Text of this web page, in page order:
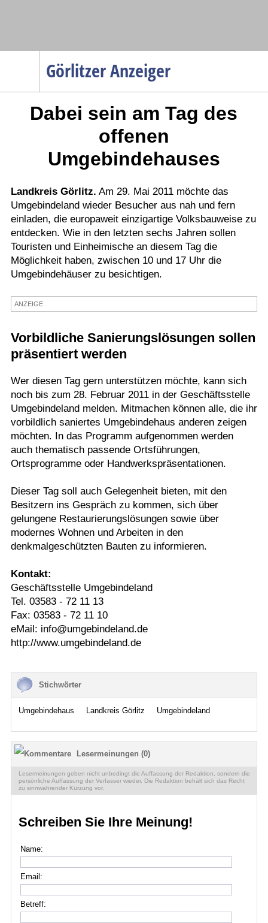
Görlitzer Anzeiger
Menüpunkte
Politik
Wirtschaft
Verkehr
Gesundheit
Kultur
Sport
Kostenlos
Dabei sein am Tag des
offenen
Umgebindehauses
Landkreis Görlitz. Am 29. Mai 2011 möchte das
Umgebindeland wieder Besucher aus nah und fern
einladen, die europaweit einzigartige Volksbauweise zu
entdecken. Wie in den letzten sechs Jahren sollen
Touristen und Einheimische an diesem Tag die
Möglichkeit haben, zwischen 10 und 17 Uhr die
Umgebindehäuser zu besichtigen.
ANZEIGE
Vorbildliche Sanierungslösungen sollen
präsentiert werden
Wer diesen Tag gern unterstützen möchte, kann sich
noch bis zum 28. Februar 2011 in der Geschäftsstelle
Umgebindeland melden. Mitmachen können alle, die ihr
vorbildlich saniertes Umgebindehaus anderen zeigen
möchten. In das Programm aufgenommen werden
auch thematisch passende Ortsführungen,
Ortsprogramme oder Handwerkspräsentationen.
Dieser Tag soll auch Gelegenheit bieten, mit den
Besitzern ins Gespräch zu kommen, sich über
gelungene Restaurierungslösungen sowie über
modernes Wohnen und Arbeiten in den
denkmalgeschützten Bauten zu informieren.
Kontakt:
Geschäftsstelle Umgebindeland
Tel. 03583 - 72 11 13
Fax: 03583 - 72 11 10
eMail: info@umgebindeland.de
http://www.umgebindeland.de
Stichwörter
Umgebindehaus Landkreis Görlitz Umgebindeland
Lesermeinungen (0)
Lesermeinungen geben nicht unbedingt die Auffassung der Redaktion, sondern die
persönliche Auffassung der Verfasser wieder. Die Redaktion behält sich das Recht
zu sinnwahrender Kürzung vor.
Schreiben Sie Ihre Meinung!
Name:
Email:
Betreff: